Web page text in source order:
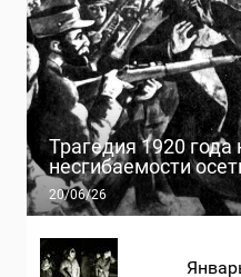
Трагедия 1920 года
несгибаемости
20/06/26